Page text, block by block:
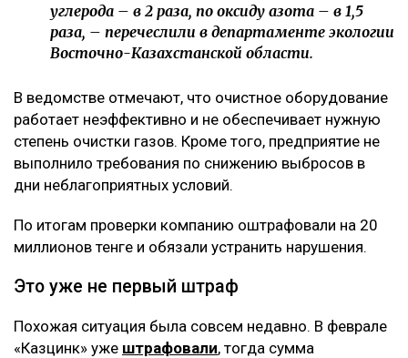
углерода – в 2 раза, по оксиду азота – в 1,5
раза, – перечеслили в департаменте экологии
Восточно-Казахстанской области.
В ведомстве отмечают, что очистное оборудование
работает неэффективно и не обеспечивает нужную
степень очистки газов. Кроме того, предприятие не
выполнило требования по снижению выбросов в
дни неблагоприятных условий.
По итогам проверки компанию оштрафовали на 20
миллионов тенге и обязали устранить нарушения.
Это уже не первый штраф
Похожая ситуация была совсем недавно. В феврале
«Казцинк» уже штрафовали, тогда сумма